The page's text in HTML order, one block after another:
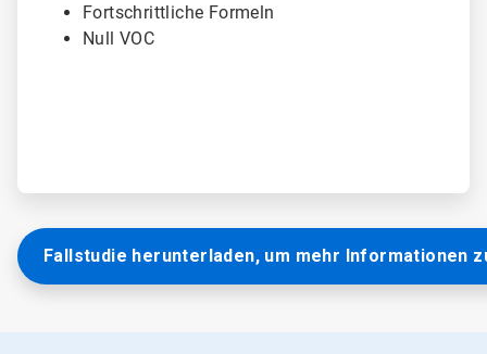
Fortschrittliche Formeln
Null VOC
Fallstudie herunterladen, um mehr Informationen